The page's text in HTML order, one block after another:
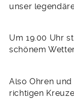
unser
Um 19.00 Uhr
schönem
Also Ohren
richtigen